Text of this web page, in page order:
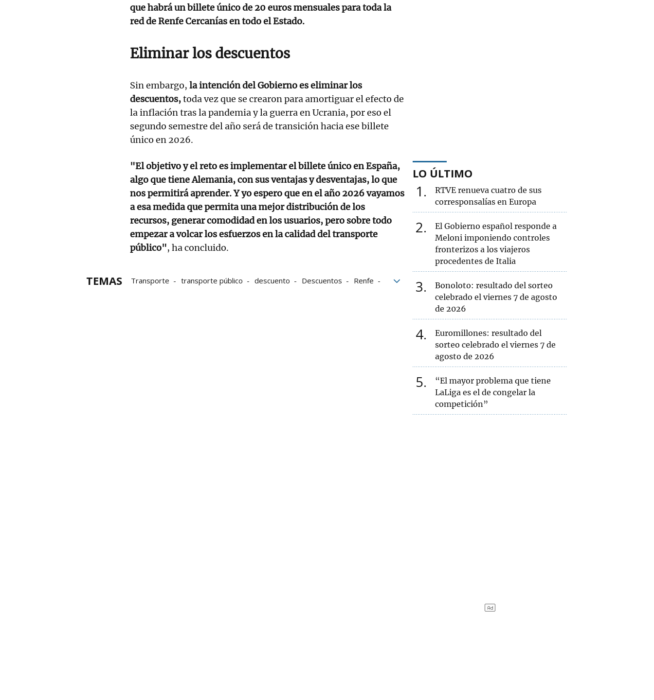
que habrá un billete único de 20 euros mensuales para toda la
red de Renfe Cercanías en todo el Estado.
Eliminar los descuentos
Sin embargo, la intención del Gobierno es eliminar los
descuentos,toda vez que se crearon para amortiguar el efecto de
la inflación tras la pandemia y la guerra en Ucrania, por eso el
segundo semestre del año será de transición hacia ese billete
único en 2026.
"El objetivo y el reto es implementar el billete único en España,
algo que tiene Alemania, con sus ventajas y desventajas, lo que
nos permitirá aprender. Y yo espero que en el año 2026 vayamos
a esa medida que permita una mejor distribución de los
recursos, generar comodidad en los usuarios, pero sobre todo
empezar a volcar los esfuerzos en la calidad del transporte
público", ha concluido.
TEMAS Transporte transporte público descuento Descuentos
Renfe
LO ÚLTIMO
1
RTVE renueva cuatro de sus
corresponsalías en Europa
2
El Gobierno español responde a
Meloni imponiendo controles
fronterizos a los viajeros
procedentes de Italia
3
Bonoloto: resultado del sorteo
celebrado el viernes 7 de agosto
de 2026
4
Euromillones: resultado del
sorteo celebrado el viernes 7 de
agosto de 2026
5
“El mayor problema que tiene
LaLiga es el de congelar la
competición”